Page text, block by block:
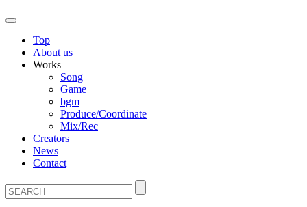
Top
About us
Works
Song
Game
bgm
Produce/Coordinate
Mix/Rec
Creators
News
Contact